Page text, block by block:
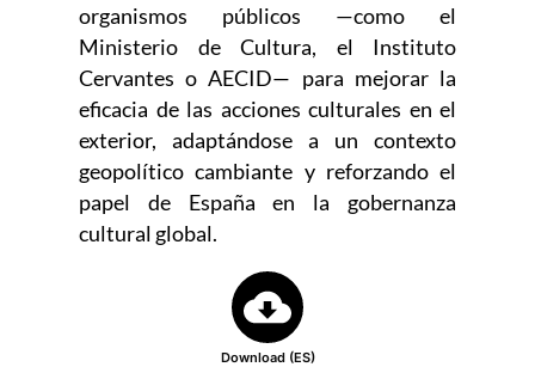
organismos públicos —como el
Ministerio de Cultura, el Instituto
Cervantes o AECID— para mejorar la
eficacia de las acciones culturales en el
exterior, adaptándose a un contexto
geopolítico cambiante y reforzando el
papel de España en la gobernanza
cultural global.
Download (ES)